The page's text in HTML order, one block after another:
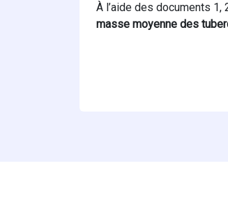
À l’aide des documents
masse moyenne des